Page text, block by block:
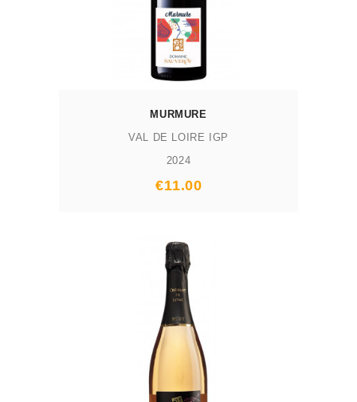
MURMURE
VAL DE LOIRE IGP
2024
Prix
€11.00